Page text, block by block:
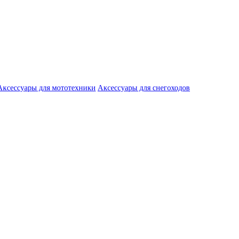
для мототехники Аксессуары для снегоходов